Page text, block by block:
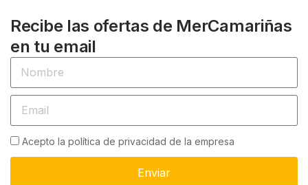
Recibe las ofertas de MerCamariñas
en tu email
Acepto la política de privacidad de la empresa
Enviar